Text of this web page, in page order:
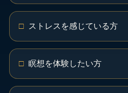
ストレスを感じている方
瞑想を体験したい方